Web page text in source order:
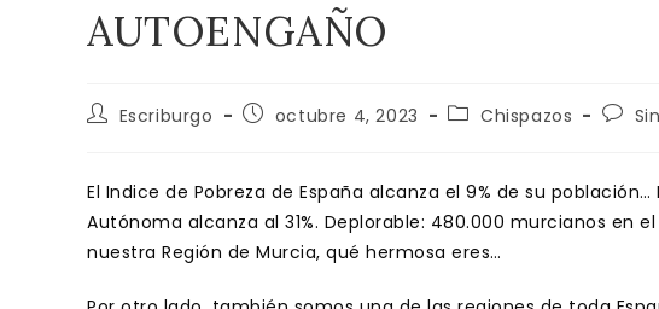
AUTOENGAÑO
Autor
entrada:
Escriburgo
Publicación
entrada:
octubre 4, 2023
Categoría
entrada:
Chispazos
El Indice de Pobreza de España alcanza el 9% de su
Autónoma alcanza al 31%. Deplorable: 480.000 murcianos en
nuestra Región de Murcia, qué hermosa eres…